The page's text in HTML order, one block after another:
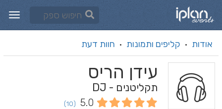
אודות · קליפים ותמונות · חוות דעת
עידן הריס
תקליטנים - DJ
5.0
(10)